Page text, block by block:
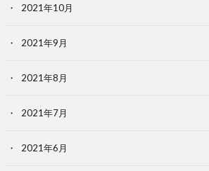
2021年10月
2021年9月
2021年8月
2021年7月
2021年6月